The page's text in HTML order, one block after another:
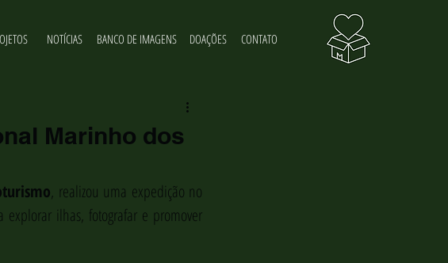
Marinho dos
, realizou uma expedição no
ilhas, fotografar e promover
NOTÍCIAS BANCO DE IMAGENS DOAÇÕES CONTATO